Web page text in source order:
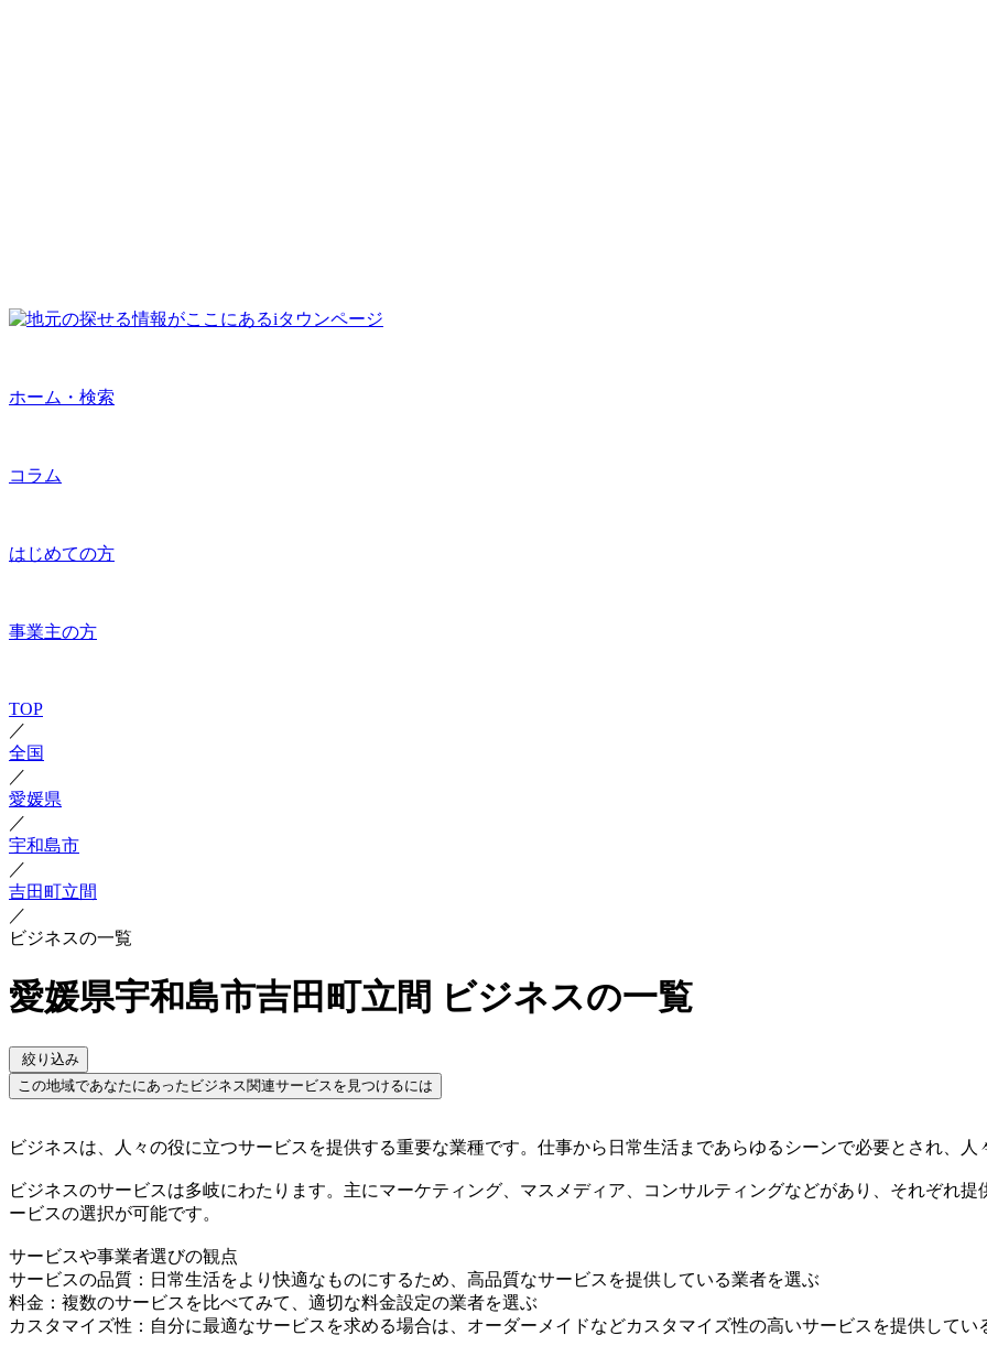
ホーム・検索
コラム
はじめての方
事業主の方
TOP
／
全国
／
愛媛県
／
宇和島市
／
吉田町立間
／
ビジネスの一覧
愛媛県宇和島市吉田町立間 ビジネスの一覧
絞り込み
この地域であなたにあったビジネス関連サービスを見つけるには
ビジネスは、人々の役に立つサービスを提供する重要な業種です。仕事から日常生活まであらゆるシーンで必要とされ、人
ビジネスのサービスは多岐にわたります。主にマーケティング、マスメディア、コンサルティングなどがあり、それぞれ
ービスの選択が可能です。
サービスや事業者選びの観点
サービスの品質：日常生活をより快適なものにするため、高品質なサービスを提供している業者を選ぶ
料金：複数のサービスを比べてみて、適切な料金設定の業者を選ぶ
カスタマイズ性：自分に最適なサービスを求める場合は、オーダーメイドなどカスタマイズ性の高いサービスを提供してい